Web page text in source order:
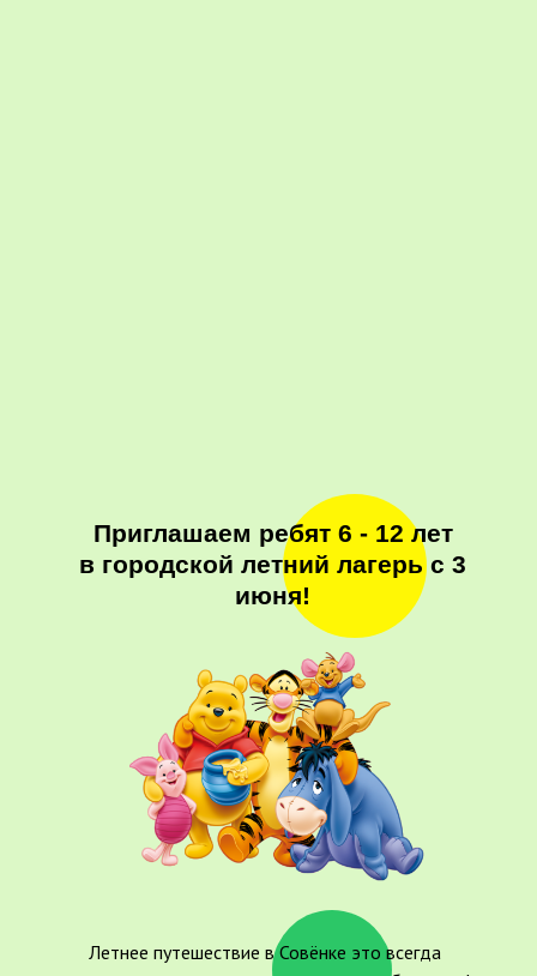
Приглашаем ребят 6 - 12 лет
в городской летний лагерь с 3
июня!
Летнее путешествие в Совёнке это всегда